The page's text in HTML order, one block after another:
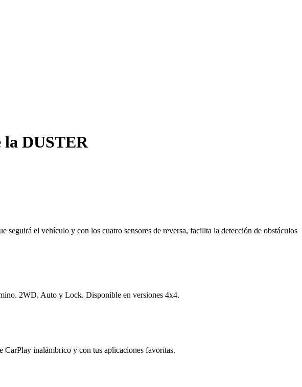
la DUSTER
el vehículo y con los cuatro sensores de reversa, facilita la detección de obstáculos
2WD, Auto y Lock. Disponible en versiones 4x4.
inalámbrico y con tus aplicaciones favoritas.